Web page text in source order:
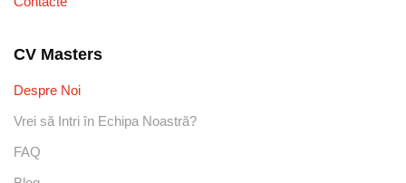
CV Masters
Despre Noi
Vrei să Intri în Echipa Noastră?
FAQ